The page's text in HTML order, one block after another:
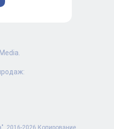
2016-2026 Копирование